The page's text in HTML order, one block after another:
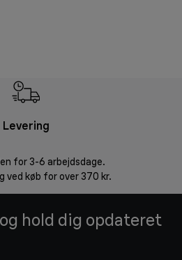
Levering
for 3-6 arbejdsdage.
ved køb for over 370 kr.
hold dig opdateret